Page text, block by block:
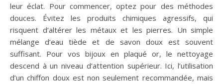
leur éclat. Pour commencer, optez pour des méthodes
douces. Évitez les produits chimiques agressifs, qui
risquent d’altérer les métaux et les pierres. Un simple
mélange d’eau tiède et de savon doux est souvent
suffisant. Pour vos bijoux en plaqué or, le nettoyage
descend à un niveau d’attention supérieur. Ici, l’utilisation
d’un chiffon doux est non seulement recommandée, mais